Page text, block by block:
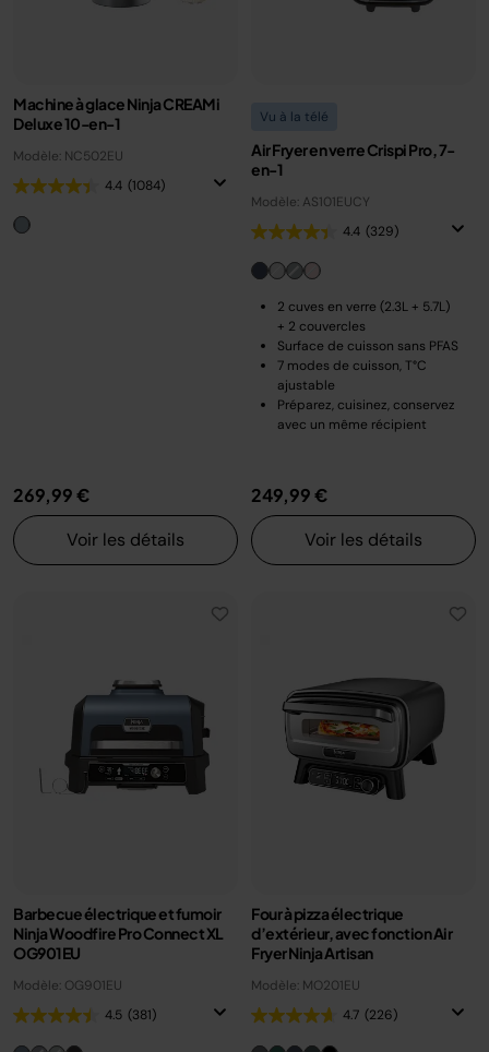
Machine à glace Ninja CREAMi
Deluxe 10-en-1
Modèle: NC502EU
4.4 (1084)
269,99 €
Voir les détails
Vu à la télé
Air Fryer en verre Crispi Pro, 7-
en-1
Modèle: AS101EUCY
4.4 (329)
2 cuves en verre (2.3L + 5.7L)
+ 2 couvercles
Surface de cuisson sans PFAS
7 modes de cuisson, T°C
ajustable
Préparez, cuisinez, conservez
avec un même récipient
249,99 €
Voir les détails
Barbecue électrique et fumoir
Ninja Woodfire Pro Connect XL
OG901EU
Modèle: OG901EU
4.5 (381)
Four à pizza électrique
d’extérieur, avec fonction Air
Fryer Ninja Artisan
Modèle: MO201EU
4.7 (226)